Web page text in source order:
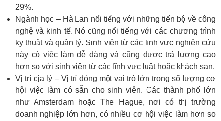
29%.
Ngành học – Hà Lan nổi tiếng với những tiến bộ về công
nghệ và kinh tế. Nó cũng nổi tiếng với các chương trình
kỹ thuật và quản lý. Sinh viên từ các lĩnh vực nghiên cứu
này có việc làm dễ dàng và cũng được trả lương cao
hơn so với sinh viên từ các lĩnh vực luật hoặc khách sạn.
Vị trí địa lý – Vị trí đóng một vai trò lớn trong số lượng cơ
hội việc làm có sẵn cho sinh viên. Các thành phố lớn
như Amsterdam hoặc The Hague, nơi có thị trường
doanh nghiệp lớn hơn, có nhiều cơ hội việc làm hơn so